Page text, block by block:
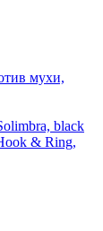
мухи,
black
& Ring,